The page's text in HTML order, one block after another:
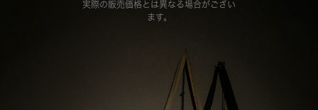
実際の販売価格とは異なる場合がござい
ます。